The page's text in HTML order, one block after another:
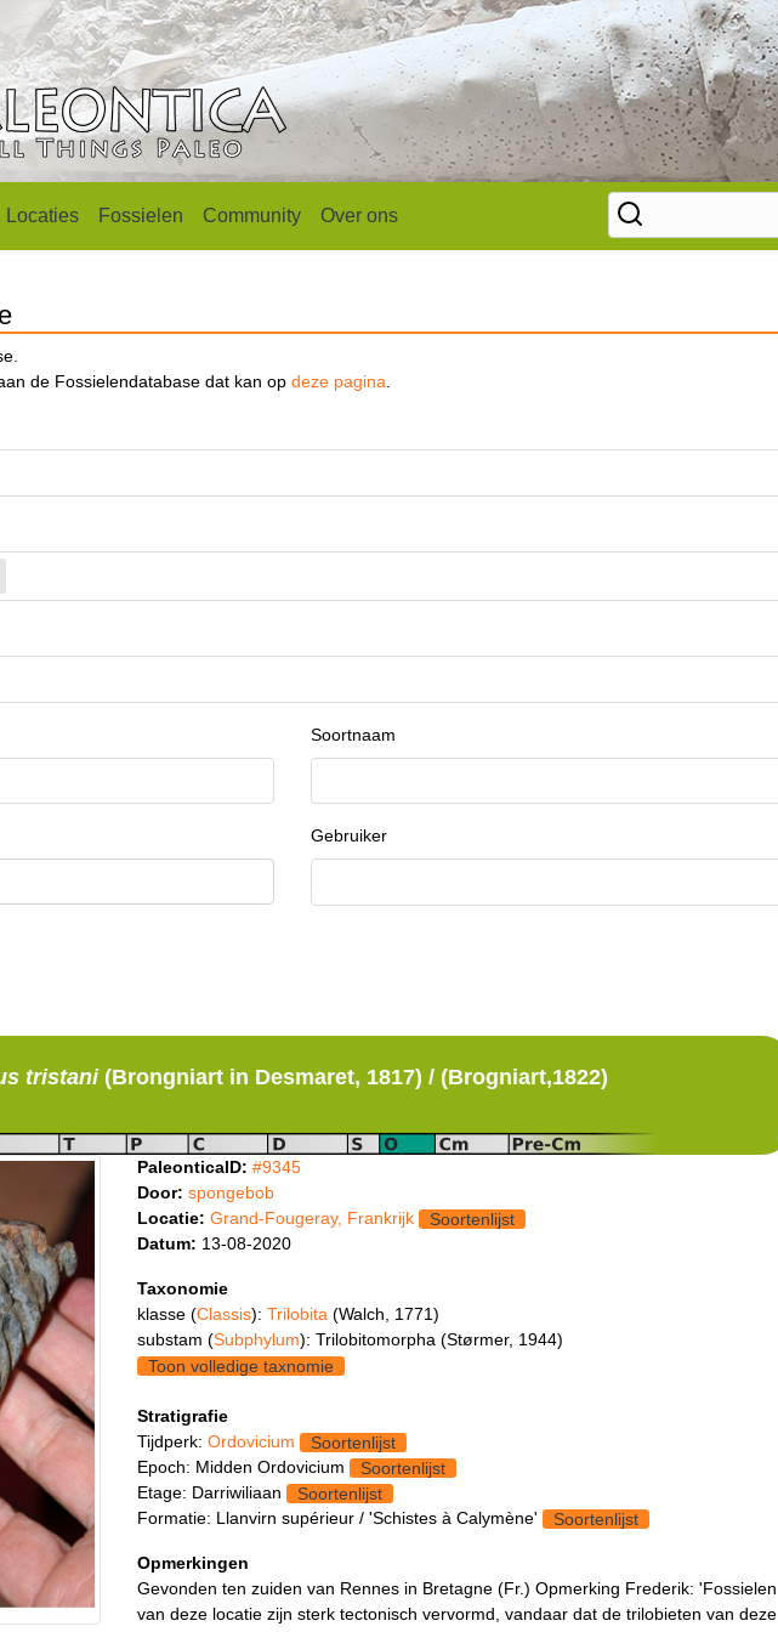
Locaties Fossielen Community Over ons
de Fossielendatabase dat kan op deze pagina
Soortnaam
Gebruiker
tristani (Brongniart in Desmaret, 1817) / (Brogniart,1822)
PaleonticaID: #9345
Door: spongebob
Locatie: Grand-Fougeray, Frankrijk
Soortenlijst
Datum: 13-08-2020
Taxonomie
klasse (Classis): Trilobita (Walch, 1771)
substam (Subphylum): Trilobitomorpha (Størmer, 1944)
Toon volledige taxnomie
Stratigrafie
Tijdperk: Ordovicium
Soortenlijst
Epoch: Midden Ordovicium
Soortenlijst
Etage: Darriwiliaan
Soortenlijst
Formatie: Llanvirn supérieur / 'Schistes à Calymène'
Soortenlijst
Opmerkingen
Gevonden ten zuiden van Rennes in Bretagne (Fr.) Opmerking Frederik: 'Fossielen
van deze locatie zijn sterk tectonisch vervormd, vandaar dat de trilobieten van deze